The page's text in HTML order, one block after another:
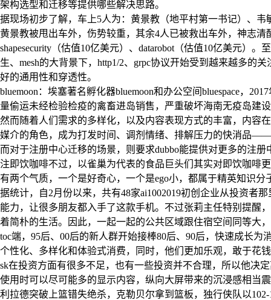
架构选型和迁移等提供哪些解决思路。
据现场初步了解，车上5人为：黄景教（地平村第一书记）、
黄景教被甩出车外，伤势较重，其余4人已被救出车外，神志
shapesecurity（估值10亿美元）、datarobot（估值10亿美元）
生、mesh的大背景下，http1/2、grpc协议开始受到越来越多的
好的通用性和穿透性。
bluemoon：埃塞著名孵化器bluemoon和办公空间bluespace，
量偷运未经检验检疫的禽畜进岛销售，严重破坏海南无疫岛建
然而随着人们需求的多样化，以及内容表现方式的丰富，内
媒介的角色，成为打发时间、调剂情绪、排解压力的快消品
而对于注册中心迁移的场景，则要求dubbo能提供对更多的注
注即饮咖啡不过，以雀巢为代表的食品巨头们其实对即饮咖啡
有两个气质，一个是好奇心，一个是ego小，都属于精英知识分
据统计，自2月份以来，共有48家ai1002019初创企业从投资者
能力，让很多朋友都入手了这款手机。不过张莉主任特别提醒
着简朴的生活。因此，一起一起的公共区域跟住宿空间同等大
toc端，95后、00后的新人群开始接棒80后、90后，快速成长
个性化、多样化和体验式消费，同时，他们更加乐观，敢于花
sk在投资方面有很多不足，也有一些投资并不合理，所以他决
使用时可以尽可能多的显示内容，纵向大屏带来的沉浸感相当
利拉德突破上篮错失绝杀，克勒贝尔拿到篮板，独行侠队以